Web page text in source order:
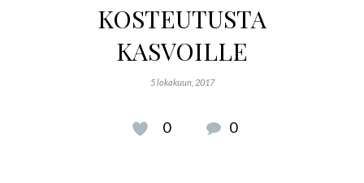
KOSTEUTUSTA
KASVOILLE
5 lokakuun, 2017
0 0